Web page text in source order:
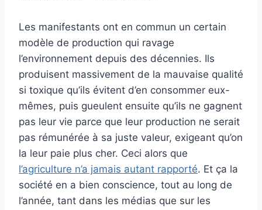
Les manifestants ont en commun un certain
modèle de production qui ravage
l’environnement depuis des décennies. Ils
produisent massivement de la mauvaise qualité
si toxique qu’ils évitent d’en consommer eux-
mêmes, puis gueulent ensuite qu’ils ne gagnent
pas leur vie parce que leur production ne serait
pas rémunérée à sa juste valeur, exigeant qu’on
la leur paie plus cher. Ceci alors que
l’agriculture n’a jamais autant rapporté. Et ça la
société en a bien conscience, tout au long de
l’année, tant dans les médias que sur les